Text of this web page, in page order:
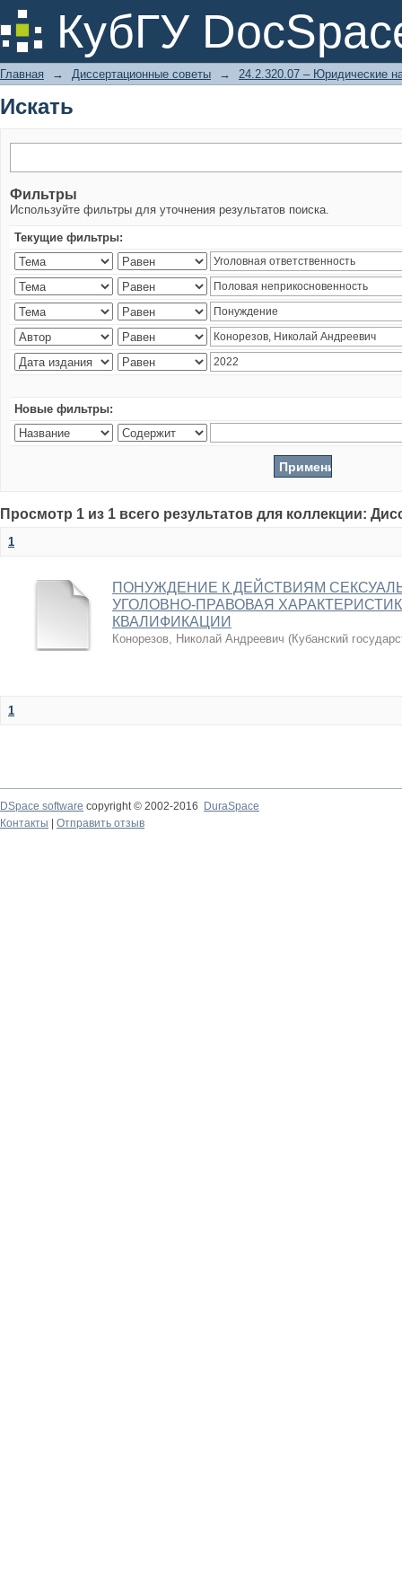
КубГУ
Искать
Главная → Диссертационные советы → 24.2.320.07 – Юридические
Искать
Фильтры
Используйте фильтры для уточнения результатов поиска.
Текущие фильтры:
Новые фильтры:
Просмотр 1 из 1 всего результатов для коллекции:
1
ПОНУЖДЕНИЕ К ДЕЙСТВИЯМ
УГОЛОВНО-ПРАВОВАЯ
КВАЛИФИКАЦИИ
Конорезов, Николай Андреевич (Кубанский
1
DSpace software copyright © 2002-2016
DuraSpace
Контакты
Отправить отзыв